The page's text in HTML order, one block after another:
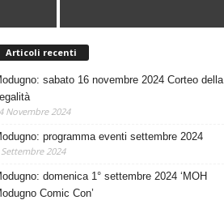
Articoli recenti
sabato 16 novembre 2024 Corteo della
Legalità
Novembre 2024
programma eventi settembre 2024
Settembre 2024
domenica 1° settembre 2024 ‘MOH
Comic Con’